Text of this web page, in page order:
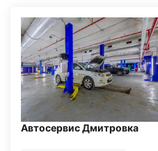
Автосервис Дмитровка